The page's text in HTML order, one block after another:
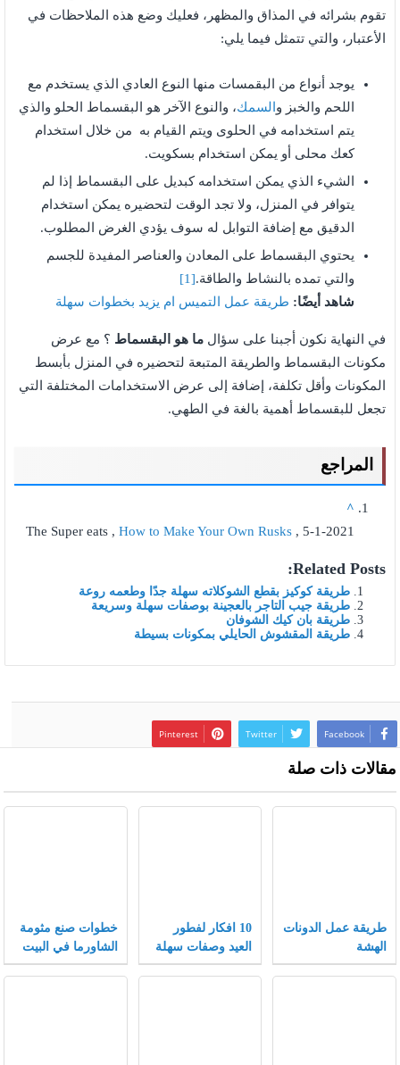
تقوم بشرائه في المذاق والمظهر، فعليك وضع هذه الملاحظات في
الأعتبار، والتي تتمثل فيما يلي:
يوجد أنواع من البقمسات منها النوع العادي الذي يستخدم مع
اللحم والخبز و السمك، والنوع الآخر هو البقسماط الحلو والذي
يتم استخدامه في الحلوى ويتم القيام به من خلال استخدام
كعك محلى أو يمكن استخدام بسكويت.
الشيء الذي يمكن استخدامه كبديل على البقسماط إذا لم
يتوافر في المنزل، ولا تجد الوقت لتحضيره يمكن استخدام
الدقيق مع إضافة التوابل له سوف يؤدي الغرض المطلوب.
يحتوي البقسماط على المعادن والعناصر المفيدة للجسم
والتي تمده بالنشاط والطاقة.[1]
شاهد أيضًا: طريقة عمل التميس ام يزيد بخطوات سهلة
في النهاية نكون أجبنا على سؤال ما هو البقسماط ؟ مع عرض
مكونات البقسماط والطريقة المتبعة لتحضيره في المنزل بأبسط
المكونات وأقل تكلفة، إضافة إلى عرض الاستخدامات المختلفة التي
تجعل للبقسماط أهمية بالغة في الطهي.
المراجع
^
The Super eats , How to Make Your Own Rusks , 5-1-2021
Related Posts:
طريقة كوكيز بقطع الشوكلاته سهلة جدًا وطعمه روعة
طريقة جيب التاجر بالعجينة بوصفات سهلة وسريعة
طريقة بان كيك الشوفان
طريقة المقشوش الحايلي بمكونات بسيطة
Facebook
Twitter
Pinterest
مقالات ذات صلة
طريقة عمل الدونات
الهشة
10 افكار لفطور
العيد وصفات سهلة
وسريعة لفطور
خطوات صنع مثومة
الشاورما في البيت